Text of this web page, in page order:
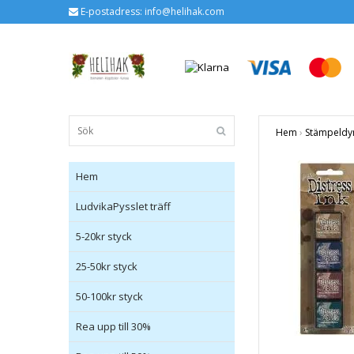
E-postadress: info@helihak.com
Hem
LudvikaPysslet träff
5-20kr styck
25-50kr styck
50-100kr styck
Rea upp till 30%
Hem ›